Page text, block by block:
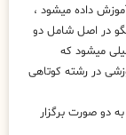
داده میشود ،
در اصل شامل دو
میشود که
دوره در واقع در 3 سطح آموزشی در رشته کوتاهی
دو صورت برگزار